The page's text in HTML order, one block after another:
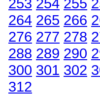
264 265 266
276 277 278
288 289 290
300 301 302
312